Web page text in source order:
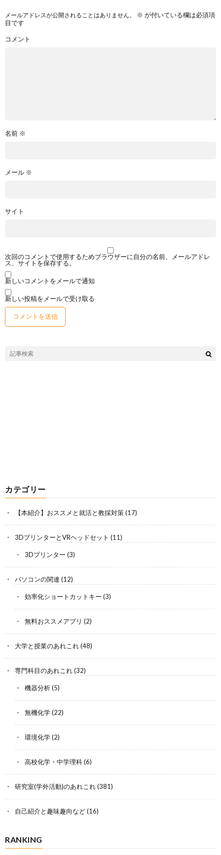
メールアドレスが公開されることはありません。 ※ が付いている欄は必須項
目です
コメント
名前 ※
メール ※
サイト
次回のコメントで使用するためブラウザーに自分の名前、メールアドレ
ス、サイトを保存する。
新しいコメントをメールで通知
新しい投稿をメールで受け取る
カテゴリー
【本紹介】おススメと就活と教採対策(17)
3DプリンターとVRヘッドセット (11)
3Dプリンター (3)
パソコンの関連 (12)
効率化ショートカットキー (3)
無料おススメアプリ (2)
大学と授業のあれこれ(48)
専門科目のあれこれ(32)
機器分析(5)
無機化学(22)
環境化学(2)
高校化学・中学理科(6)
研究室(学外活動)のあれこれ(381)
自己紹介と趣味趣向など(16)
RANKING